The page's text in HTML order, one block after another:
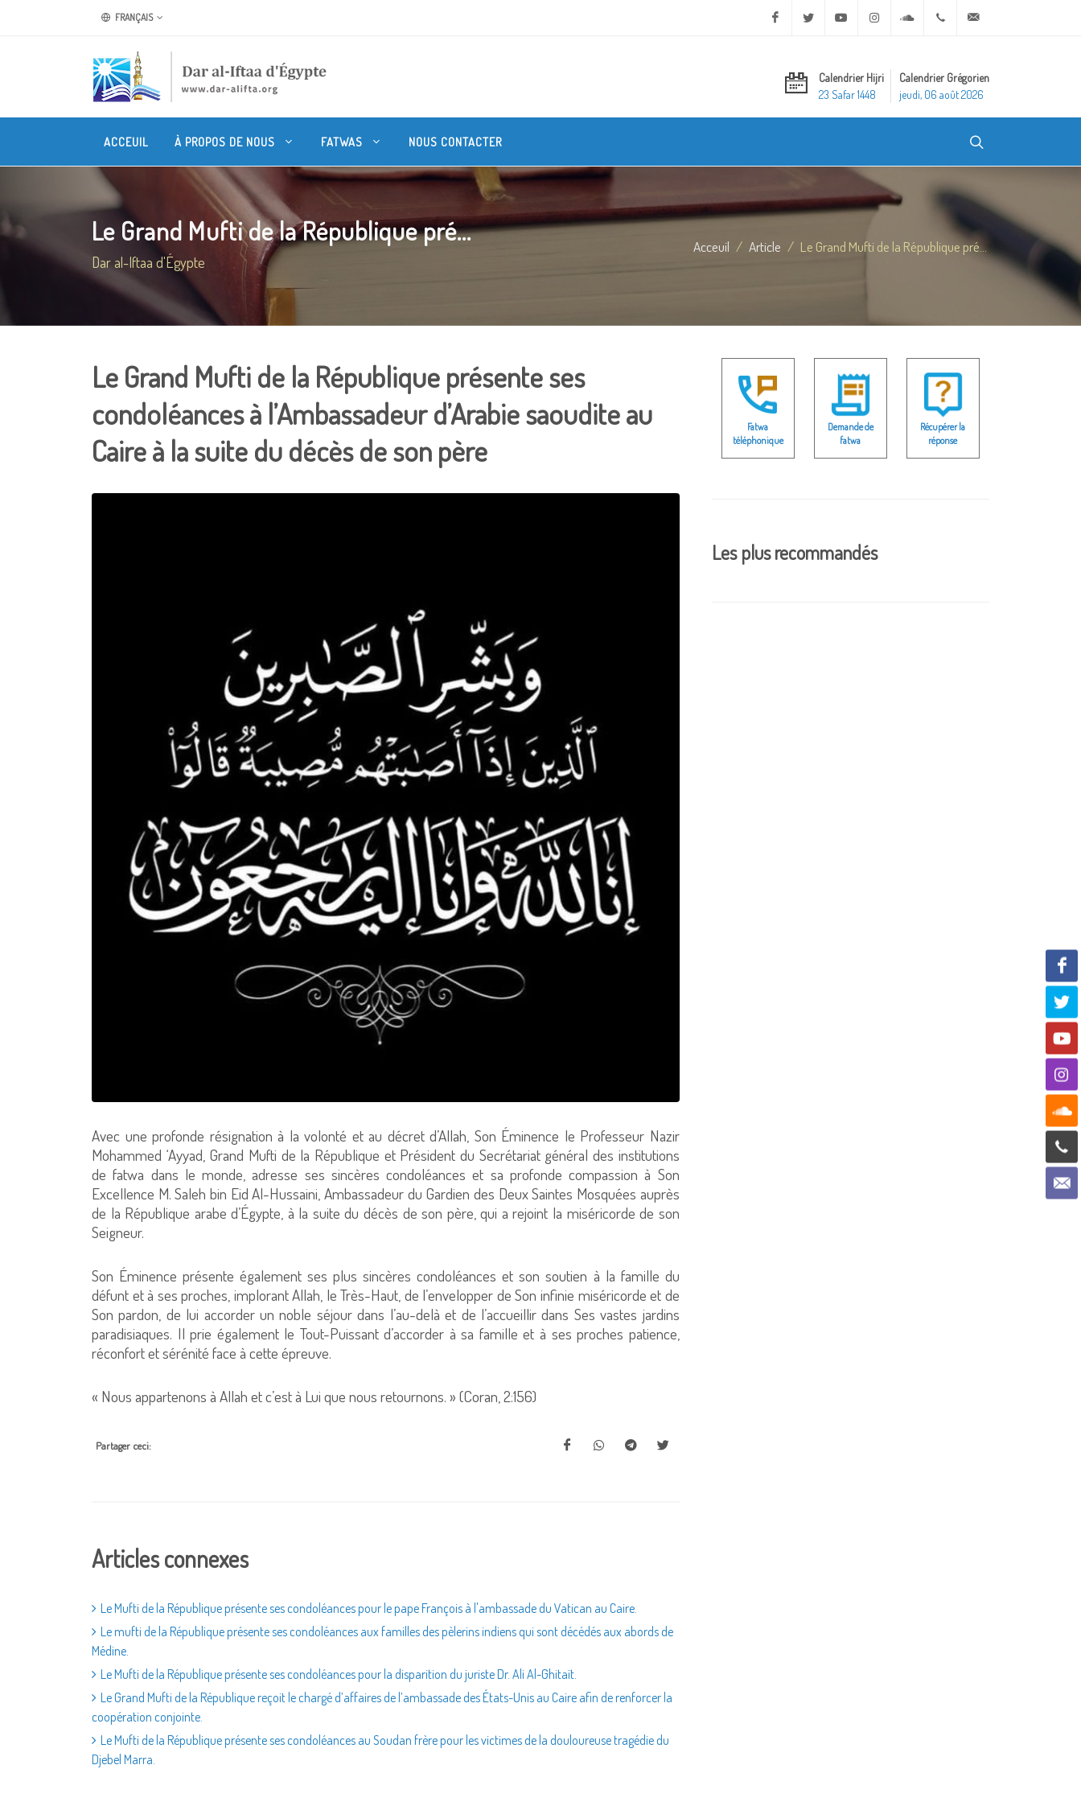
FRANÇAIS Facebook Twitter Youtube Instagram Soundcloud+20 2 25970400
Calendrier Hijri
23 Safar 1448
Calendrier Grégorien
jeudi, 06 août 2026
ACCEUIL À PROPOS DE NOUS FATWAS NOUS CONTACTER
Le Grand Mufti de la République pré...
Dar al-Iftaa d'Égypte
Acceuil Article Le Grand Mufti de la République pré...
Le Grand Mufti de la République présente ses
condoléances à l’Ambassadeur d’Arabie saoudite au
Caire à la suite du décès de son père
Avec une profonde résignation à la volonté et au décret d’Allah, Son Éminence le Professeur Nazir
Mohammed ‘Ayyad, Grand Mufti de la République et Président du Secrétariat général des institutions
de fatwa dans le monde, adresse ses sincères condoléances et sa profonde compassion à Son
Excellence M. Saleh bin Eid Al-Hussaini, Ambassadeur du Gardien des Deux Saintes Mosquées auprès
de la République arabe d’Égypte, à la suite du décès de son père, qui a rejoint la miséricorde de son
Seigneur.
Son Éminence présente également ses plus sincères condoléances et son soutien à la famille du
défunt et à ses proches, implorant Allah, le Très-Haut, de l’envelopper de Son infinie miséricorde et de
Son pardon, de lui accorder un noble séjour dans l’au-delà et de l’accueillir dans Ses vastes jardins
paradisiaques. Il prie également le Tout-Puissant d’accorder à sa famille et à ses proches patience,
réconfort et sérénité face à cette épreuve.
« Nous appartenons à Allah et c’est à Lui que nous retournons. » (Coran, 2:156)
Partager ceci:
Articles connexes
Le Mufti de la République présente ses condoléances pour le pape François à l'ambassade du Vatican au Caire.
Le mufti de la République présente ses condoléances aux familles des pèlerins indiens qui sont décédés aux abords de
Médine.
Le Mufti de la République présente ses condoléances pour la disparition du juriste Dr. Ali Al-Ghitaït.
Le Grand Mufti de la République reçoit le chargé d’affaires de l’ambassade des États-Unis au Caire afin de renforcer la
coopération conjointe.
Le Mufti de la République présente ses condoléances au Soudan frère pour les victimes de la douloureuse tragédie du
Djebel Marra.
Fatwa
téléphonique
Demande de
fatwa
Récupérer la
réponse
Les plus recommandés